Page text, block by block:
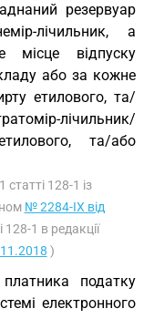
резервуар
лічильник, а
відпуску
або за кожне
етилового, та/
лічильник/
та/або
128-1 із
№ 2284-IX від
1 в редакції
)
податку
електронного